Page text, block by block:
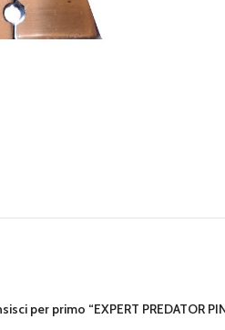
per primo “EXPERT PREDATOR